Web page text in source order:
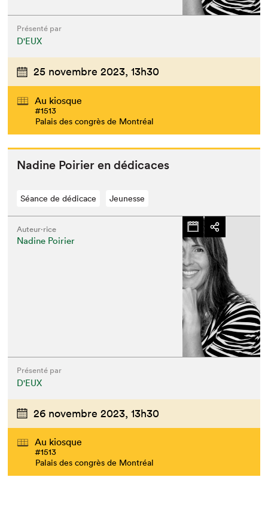
Présenté par
D'EUX
25 novembre 2023, 13h30
Au kiosque
#1513
Palais des congrès de Montréal
Nadine Poiri­er en dédicaces
Séance de dédicace Jeunesse
Auteur·rice
Nadine Poirier
Présenté par
D'EUX
26 novembre 2023, 13h30
Au kiosque
#1513
Palais des congrès de Montréal